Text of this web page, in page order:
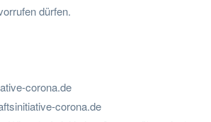
dürfen.
corona.de
corona.de